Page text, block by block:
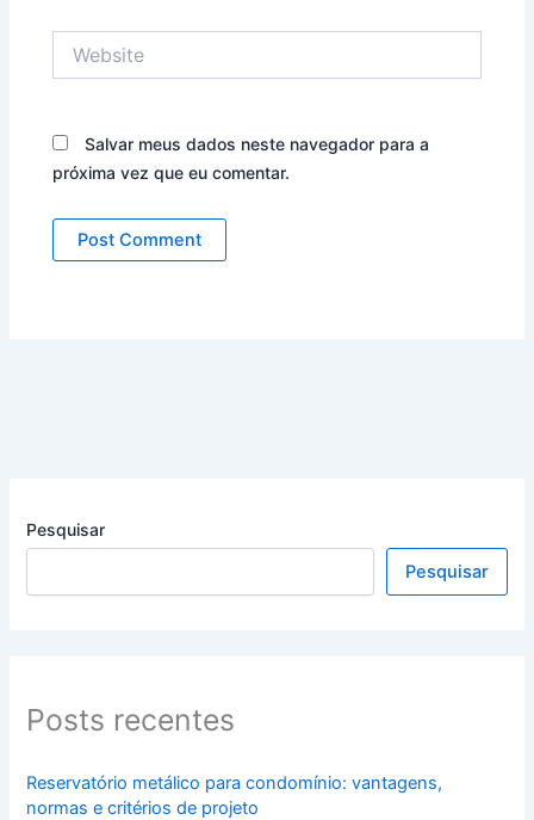
Salvar meus dados neste navegador para a
próxima vez que eu comentar.
Pesquisar
Pesquisar
Posts recentes
Reservatório metálico para condomínio: vantagens,
normas e critérios de projeto